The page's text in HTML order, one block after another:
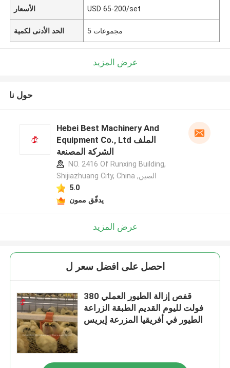
الأسعار USD 65-200/set
الحد الأدنى لكمية 5 مجموعات
عرض المزيد
حول نا
Hebei Best Machinery And
Equipment Co., Ltd الملف
الشركة المصنعة
NO. 2416 Of Runxing Building,
Shijiazhuang City, China ,الصين
5.0
يدقّق ممون
عرض المزيد
احصل على افضل سعر ل
قفص إزالة الطيور العملي 380
فولت لليوم القديم الطبقة الزراعة
الطيور في أفريقيا المزرعة إيريس